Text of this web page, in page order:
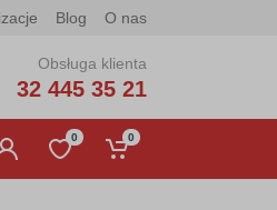
Blog O nas
Obsługa klienta
32 445 35 21
0 0